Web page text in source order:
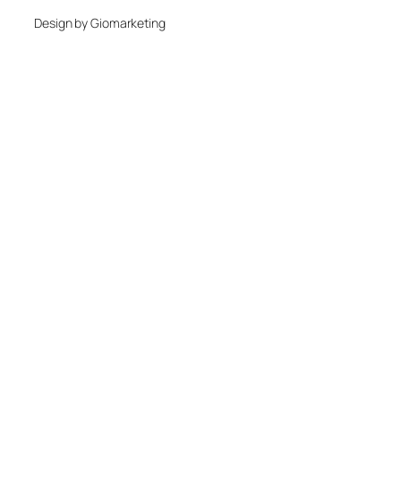
Design by Giomarketing